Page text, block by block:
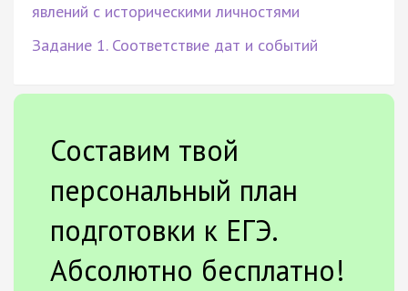
явлений с историческими личностями
Задание 1. Соответствие дат и событий
Составим твой
персональный план
подготовки к ЕГЭ.
Абсолютно бесплатно!